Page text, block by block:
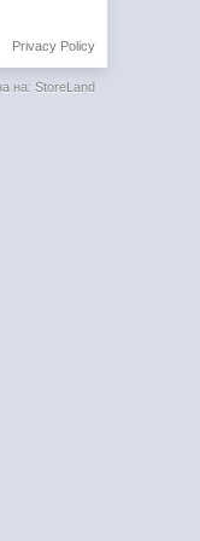
Privacy Policy
на: StoreLand